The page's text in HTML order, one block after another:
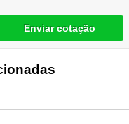
Enviar cotação